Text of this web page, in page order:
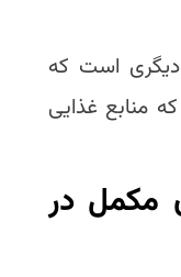
دیگری است که
منابع غذایی
مکمل در